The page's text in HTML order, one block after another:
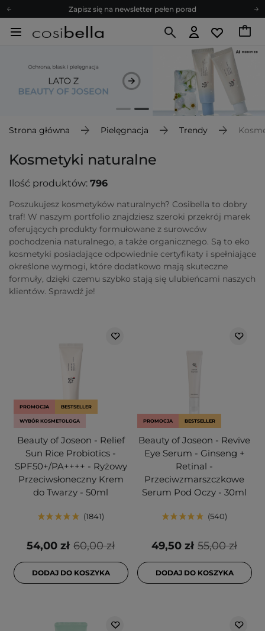
Zapisz się na newsletter pełen porad
Bezpłatne konsultacje kosmetologiczne
Poleć nas i zyskaj jeszcze więcej punktów
Zapisz się na newsletter pełen porad
Strona główna Pielęgnacja Trendy
Kosmetyki naturalne
Ilość produktów: 796
Poszukujesz kosmetyków naturalnych? Cosibella to dobry
traf! W naszym portfolio znajdziesz szeroki przekrój marek
oferujących produkty formułowane z surowców
pochodzenia naturalnego, a także organicznego. Są to eko
kosmetyki posiadające odpowiednie certyfikaty i spełniające
określone wymogi, które dodatkowo mają skuteczne
formuły, dzięki czemu szybko stają się ulubieńcami naszych
klientów. Sprawdź je!
PROMOCJA BESTSELLER
WYBÓR KOSMETOLOGA
Beauty of Joseon - Relief
Sun Rice Probiotics -
SPF50+/PA++++ - Ryżowy
Przeciwsłoneczny Krem
do Twarzy - 50ml
1841
60,00 zł
54,00 zł
DODAJ DO KOSZYKA
PROMOCJA BESTSELLER
Beauty of Joseon - Revive
Eye Serum - Ginseng +
Retinal -
Przeciwzmarszczkowe
Serum Pod Oczy - 30ml
540
55,00 zł
49,50 zł
DODAJ DO KOSZYKA